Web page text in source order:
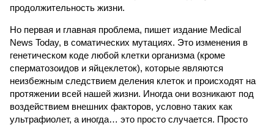
продолжительность жизни.
Но первая и главная проблема, пишет издание Medical
News Today, в соматических мутациях. Это изменения в
генетическом коде любой клетки организма (кроме
сперматозоидов и яйцеклеток), которые являются
неизбежным следствием деления клеток и происходят на
протяжении всей нашей жизни. Иногда они возникают под
воздействием внешних факторов, условно таких как
ультрафиолет, а иногда… это просто случается. Просто